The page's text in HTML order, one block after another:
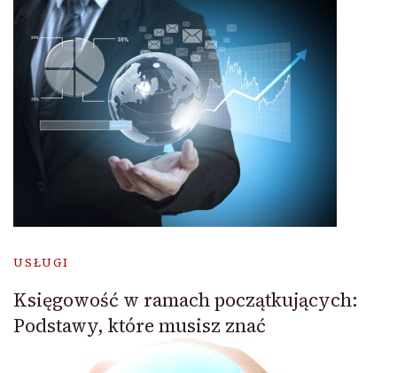
USŁUGI
Księgowość w ramach początkujących:
Podstawy, które musisz znać